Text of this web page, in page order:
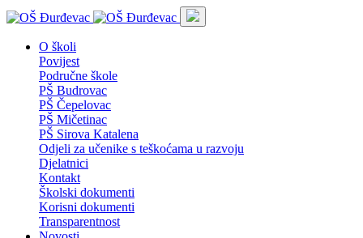
O školi
Povijest
Područne škole
PŠ Budrovac
PŠ Čepelovac
PŠ Mičetinac
PŠ Sirova Katalena
Odjeli za učenike s teškoćama u razvoju
Djelatnici
Kontakt
Školski dokumenti
Korisni dokumenti
Transparentnost